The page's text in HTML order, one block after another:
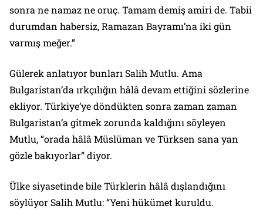
sonra ne namaz ne oruç. Tamam demiş amiri de. Tabii
durumdan habersiz, Ramazan Bayramı’na iki gün
varmış meğer.”
Gülerek anlatıyor bunları Salih Mutlu. Ama
Bulgaristan’da ırkçılığın hâlâ devam ettiğini sözlerine
ekliyor. Türkiye’ye döndükten sonra zaman zaman
Bulgaristan’a gitmek zorunda kaldığını söyleyen
Mutlu, “orada hâlâ Müslüman ve Türksen sana yan
gözle bakıyorlar” diyor.
Ülke siyasetinde bile Türklerin hâlâ dışlandığını
söylüyor Salih Mutlu: “Yeni hükümet kuruldu.